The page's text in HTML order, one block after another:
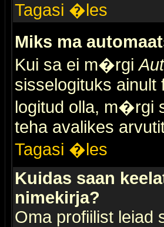
Tagasi �les
Miks ma
Kui sa ei m�rgi
sisselogituks ainult
logitud olla, m�rgi
teha avalikes
Tagasi �les
Kuidas saan
nimekirja?
Oma profiilist leiad